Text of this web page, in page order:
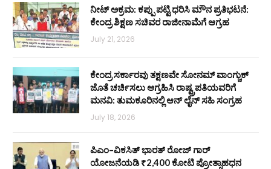
ನೀಟ್ ಅಕ್ರಮ: ಕಪ್ಪು ಪಟ್ಟಿ ಧರಿಸಿ ಮೌನ ಪ್ರತಿಭಟನೆ:
ಕೇಂದ್ರ ಶಿಕ್ಷಣ ಸಚಿವರ ರಾಜೀನಾಮೆಗೆ ಆಗ್ರಹ
July 21, 2026
ಕೇಂದ್ರ ಸರ್ಕಾರವು ತಕ್ಷಣವೇ ಸೋನಮ್ ವಾಂಗ್ಚುಕ್
ಜೊತೆ ಚರ್ಚಿಸಲು ಆಗ್ರಹಿಸಿ ರಾಷ್ಟ್ರಪತಿಯವರಿಗೆ
ಮನವಿ: ತುಮಕೂರಿನಲ್ಲಿ ಆನ್‌ ಲೈನ್ ಸಹಿ ಸಂಗ್ರಹ
July 18, 2026
ಪಿಎಂ–ವಿಕಸಿತ್ ಭಾರತ್ ರೋಜ್‌ ಗಾರ್
ಯೋಜನೆಯಡಿ ₹2,400 ಕೋಟಿ ಪ್ರೋತ್ಸಾಹಧನ